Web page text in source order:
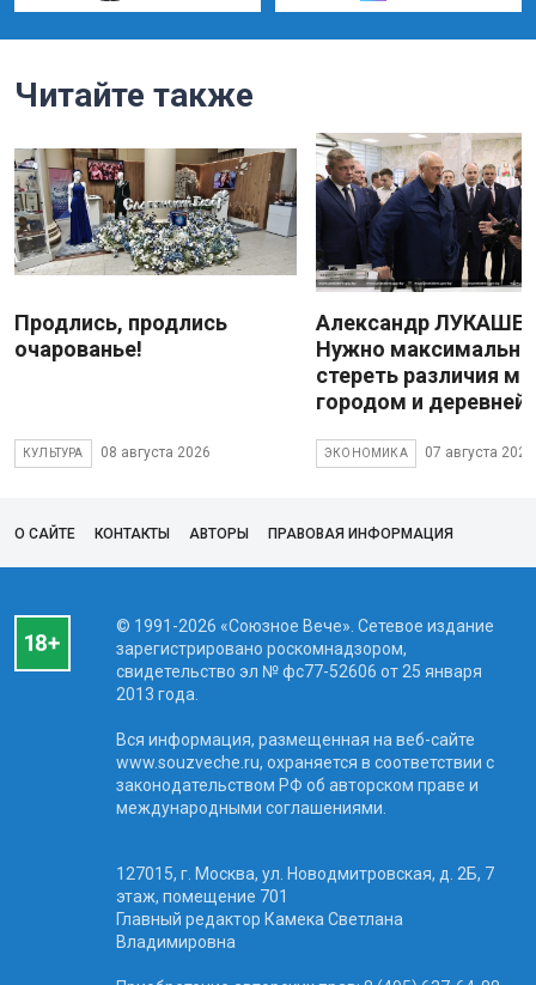
Читайте также
Продлись, продлись
очарованье!
КУЛЬТУРА 08 августа 2026
Александр
Нужно максимально
стереть различия
городом и деревней
ЭКОНОМИКА 07 августа 2026
О САЙТЕ КОНТАКТЫ АВТОРЫ ПРАВОВАЯ ИНФОРМАЦИЯ
© 1991-2026 «Союзное Вече». Сетевое издание
зарегистрировано роскомнадзором,
свидетельство эл № фc77-52606 от 25 января
2013 года.
Вся информация, размещенная на веб-сайте
www.souzveche.ru, охраняется в соответствии с
законодательством РФ об авторском праве и
международными соглашениями.
127015, г. Москва, ул. Новодмитровская, д. 2Б, 7
этаж, помещение 701
Главный редактор Камека Светлана
Владимировна